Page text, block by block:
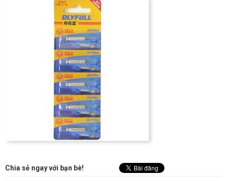
Chia sẻ ngay với bạn bè!